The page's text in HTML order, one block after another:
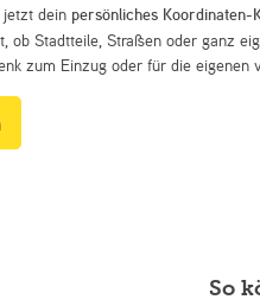
jetzt dein persönliches Koordinaten-
ob Stadtteile, Straßen oder ganz
zum Einzug oder für die eigenen
So